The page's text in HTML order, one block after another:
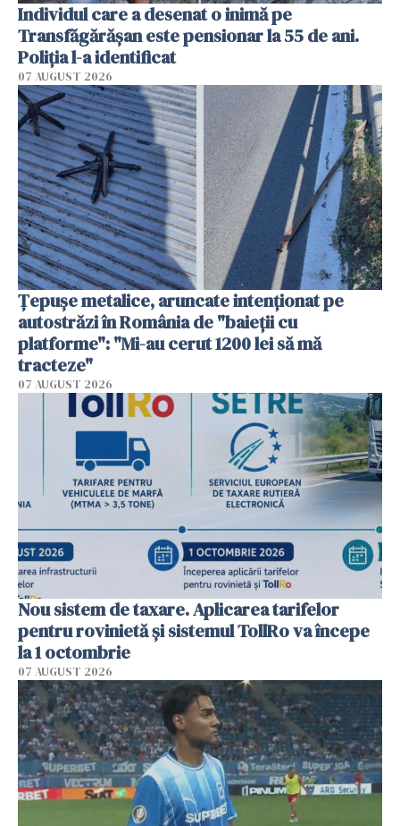
Individul care a desenat o inimă pe
Transfăgărășan este pensionar la 55 de ani.
Poliția l-a identificat
07 AUGUST 2026
Țepușe metalice, aruncate intenționat pe
autostrăzi în România de "baieții cu
platforme": "Mi-au cerut 1200 lei să mă
tracteze"
07 AUGUST 2026
Nou sistem de taxare. Aplicarea tarifelor
pentru rovinietă şi sistemul TollRo va începe
la 1 octombrie
07 AUGUST 2026